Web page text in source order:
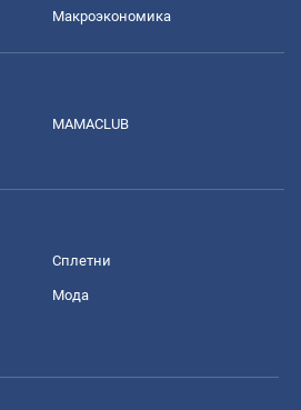
Mакроэкономика
MAMACLUB
Сплетни
Мода